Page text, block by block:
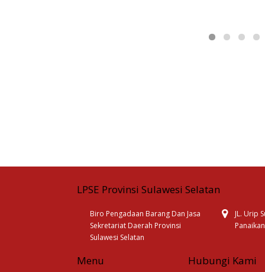
LPSE Provinsi Sulawesi Selatan
Biro Pengadaan Barang Dan Jasa
Sekretariat Daerah Provinsi
Sulawesi Selatan
JL. Urip
Menu Hubungi Kami